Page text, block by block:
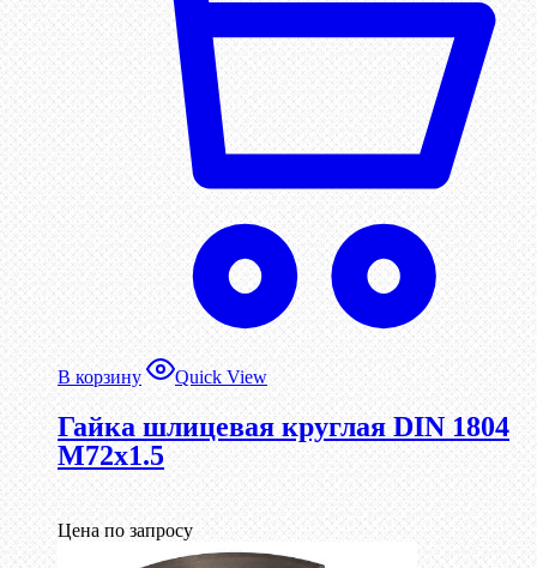
В корзину Quick View
Гайка шлицевая круглая DIN 1804
М72х1.5
Цена по запросу